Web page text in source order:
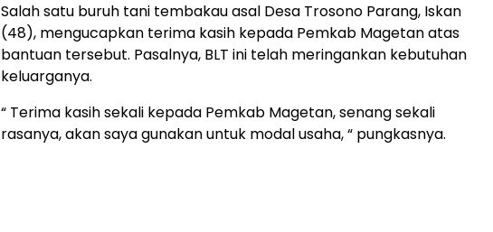
Salah satu buruh tani tembakau asal Desa Trosono Parang, Iskan
(48), mengucapkan terima kasih kepada Pemkab Magetan atas
bantuan tersebut. Pasalnya, BLT ini telah meringankan kebutuhan
keluarganya.
“ Terima kasih sekali kepada Pemkab Magetan, senang sekali
rasanya, akan saya gunakan untuk modal usaha, “ pungkasnya.